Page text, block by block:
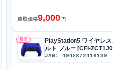
買取価格9,000 円
新品
PlayStation5 ワイヤレ
ルト ブルー [CFI-
JAN: 4948872416139